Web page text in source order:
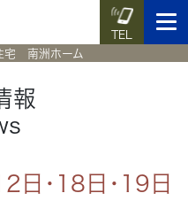
TEL
宅 南洲ホーム
報
日･18日･19日